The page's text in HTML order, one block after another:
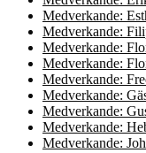
Medverkande:
Medverkande:
Medverkande:
Medverkande:
Medverkande:
Medverkande:
Medverkande:
Medverkande:
Medverkande: